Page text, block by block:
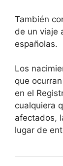
También
de un viaje
españolas.
Los
que
en el
cualquiera
afectados,
lugar de